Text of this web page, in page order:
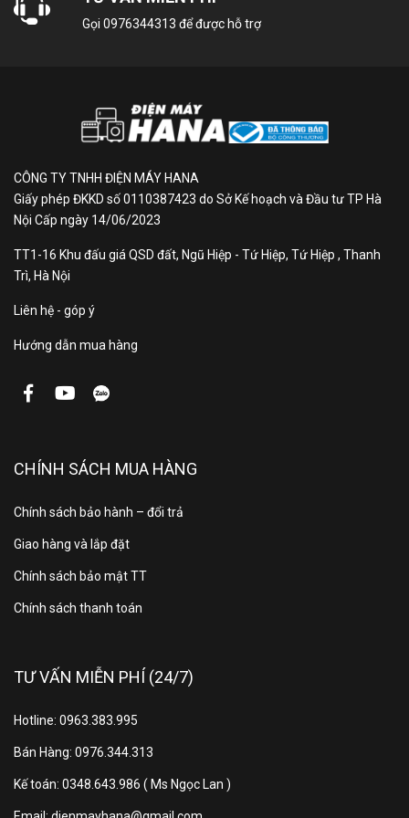
động được làm, sau đó chuyển vào hộp chứa, bạn chỉ
cần lấy ra và sử dụng.
Tủ lạnh Samsung lấy nước
ngoài - Hộc lấy nước bên
ngoài tiện dụng giúp tránh
mất nhiệt tủ lạnh
Thiết kế hộc
một ly nước mát lạnh tinh khiết mang lại cảm giác tiện
Tủ lạnh side by side - Công
lạnh phân bố đồng đều đến
mọi vị trí trong tủ
Nhờ công nghệ làm lạnh dạng vòm,
inverternày sẽ mang hơi lạnh phân bố đều khắp mọi
thích hợp, tươi ngon lâu trong suốt thời gian bảo quản.
Tủ lạnh Samsung 2 cửa - Bộ
lọc than hoạt tính khử mùi
hiệu quả, trả lại không gian
trong lành cho thực phẩm
Gọi 0976344313 để được hỗ trợ
CÔNG TY TNHH ĐIỆN MÁY HANA
Giấy phép ĐKKD số 0110387423 do Sở Kế hoạch và Đầu tư TP Hà
Nội Cấp ngày 14/06/2023
TT1-16 Khu đấu giá QSD đất, Ngũ Hiệp - Tứ Hiệp, Tứ Hiệp , Thanh
Trì, Hà Nội
Liên hệ - góp ý
Hướng dẫn mua hàng
CHÍNH SÁCH MUA HÀNG
Chính sách bảo hành – đổi trả
Giao hàng và lắp đặt
Chính sách bảo mật TT
Chính sách thanh toán
TƯ VẤN MIỄN PHÍ (24/7)
Hotline: 0963.383.995
Bán Hàng: 0976.344.313
Kế toán: 0348.643.986 ( Ms Ngọc Lan )